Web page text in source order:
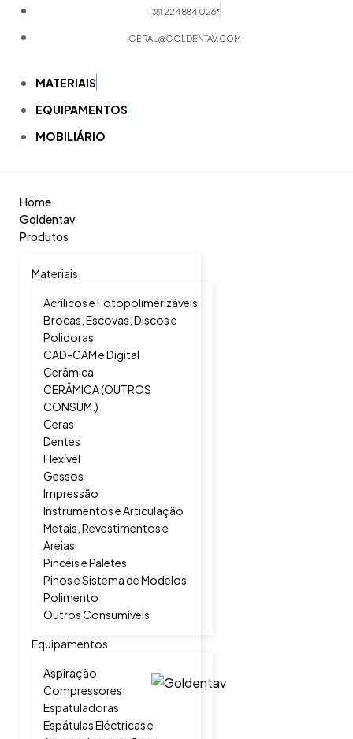
+351 224 884 026*
GERAL@GOLDENTAV.COM
MATERIAIS
EQUIPAMENTOS
MOBILIÁRIO
Home
Goldentav
Produtos
Materiais
Acrílicos e Fotopolimerizáveis
Brocas, Escovas, Discos e
Polidoras
CAD-CAM e Digital
Cerâmica
CERÂMICA (OUTROS
CONSUM.)
Ceras
Dentes
Flexível
Gessos
Impressão
Instrumentos e Articulação
Metais, Revestimentos e
Areias
Pincéis e Paletes
Pinos e Sistema de Modelos
Polimento
Outros Consumíveis
Equipamentos
Aspiração
Compressores
Espatuladoras
Espátulas Eléctricas e